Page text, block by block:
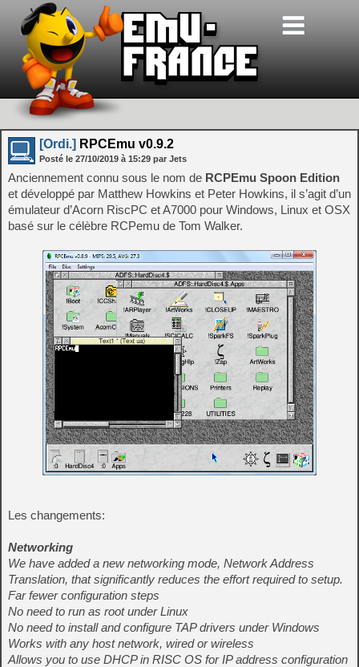
[Ordi.] RPCEmu v0.9.2
Posté le 27/10/2019 à 15:29 par Jets
Anciennement connu sous le nom de RCPEmu Spoon Edition
et développé par Matthew Howkins et Peter Howkins, il s’agit d’un
émulateur d’Acorn RiscPC et A7000 pour Windows, Linux et OSX
basé sur le célèbre RCPemu de Tom Walker.
Les changements:
Networking
We have added a new networking mode, Network Address
Translation, that significantly reduces the effort required to setup.
Far fewer configuration steps
No need to run as root under Linux
No need to install and configure TAP drivers under Windows
Works with any host network, wired or wireless
Allows you to use DHCP in RISC OS for IP address configuration